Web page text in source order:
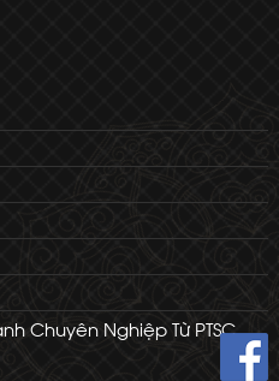
Chuyên Nghiệp Từ PTSC